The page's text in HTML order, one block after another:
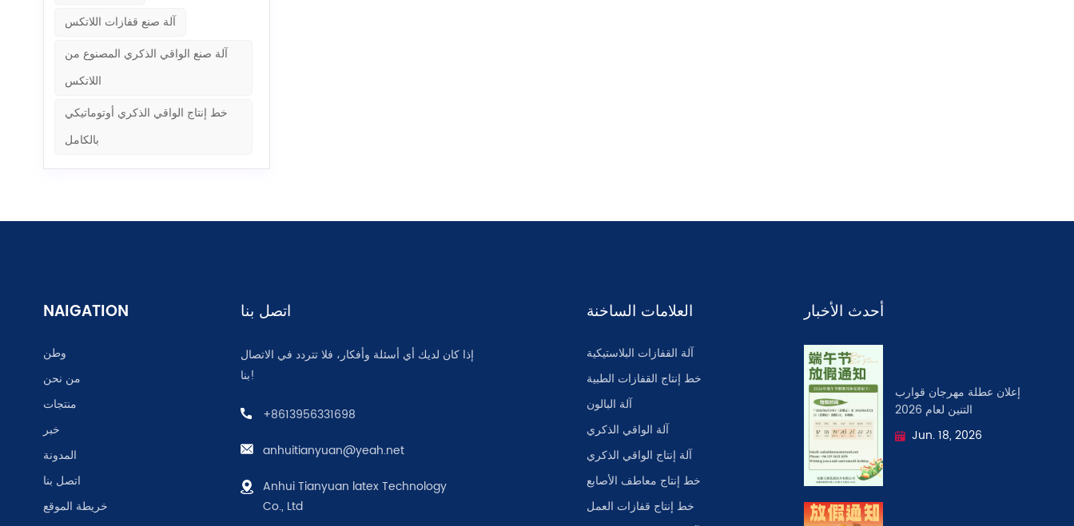
آلة صنع قفازات اللاتكس
آلة صنع الواقي الذكري المصنوع من
اللاتكس
خط إنتاج الواقي الذكري أوتوماتيكي
بالكامل
NAIGATION
وطن
من نحن
منتجات
خبر
المدونة
اتصل بنا
خريطة الموقع
اتصل بنا
إذا كان لديك أي أسئلة وأفكار، فلا تتردد في الاتصال
بنا!
+8613956331698
anhuitianyuan@yeah.net
Anhui Tianyuan latex Technology
Co., Ltd
العلامات الساخنة
آلة القفازات البلاستيكية
خط إنتاج القفازات الطبية
آلة البالون
آلة الواقي الذكري
آلة إنتاج الواقي الذكري
خط إنتاج معاطف الأصابع
خط إنتاج قفازات العمل
أحدث الأخبار
إعلان عطلة مهرجان قوارب
التنين لعام 2026
Jun. 18, 2026